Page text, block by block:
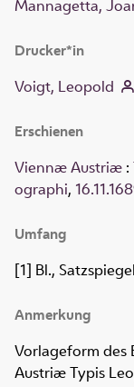
Mannagetta,
Drucker*in
Voigt, Leopold
Erschienen
Viennæ Austriæ :
ographi,
Umfang
[1] Bl.,
Anmerkung
Vorlageform des
Austriæ Typis